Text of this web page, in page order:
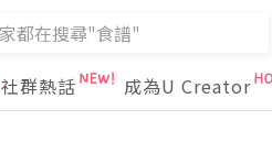
社群熱話 成為U Creator